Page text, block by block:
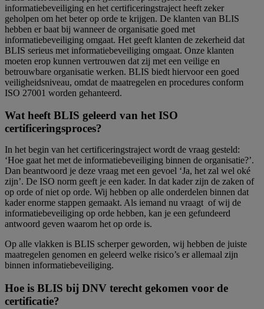
informatiebeveiliging en het certificeringstraject heeft zeker
geholpen om het beter op orde te krijgen. De klanten van BLIS
hebben er baat bij wanneer de organisatie goed met
informatiebeveiliging omgaat. Het geeft klanten de zekerheid dat
BLIS serieus met informatiebeveiliging omgaat. Onze klanten
moeten erop kunnen vertrouwen dat zij met een veilige en
betrouwbare organisatie werken. BLIS biedt hiervoor een goed
veiligheidsniveau, omdat de maatregelen en procedures conform
ISO 27001 worden gehanteerd.
Wat heeft BLIS geleerd van het ISO
certificeringsproces?
In het begin van het certificeringstraject wordt de vraag gesteld:
‘Hoe gaat het met de informatiebeveiliging binnen de organisatie?’.
Dan beantwoord je deze vraag met een gevoel ‘Ja, het zal wel oké
zijn’. De ISO norm geeft je een kader. In dat kader zijn de zaken of
op orde of niet op orde. Wij hebben op alle onderdelen binnen dat
kader enorme stappen gemaakt. Als iemand nu vraagt of wij de
informatiebeveiliging op orde hebben, kan je een gefundeerd
antwoord geven waarom het op orde is.
Op alle vlakken is BLIS scherper geworden, wij hebben de juiste
maatregelen genomen en geleerd welke risico’s er allemaal zijn
binnen informatiebeveiliging.
Hoe is BLIS bij DNV terecht gekomen voor de
certificatie?